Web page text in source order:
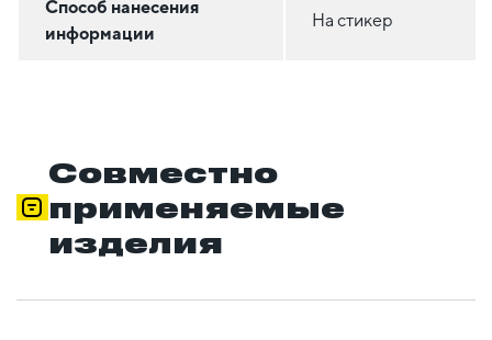
Способ нанесения
информации
На стикер
Совместно
применяемые
изделия